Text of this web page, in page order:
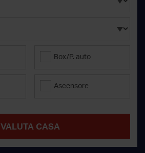
Box/P. auto
Ascensore
VALUTA CASA